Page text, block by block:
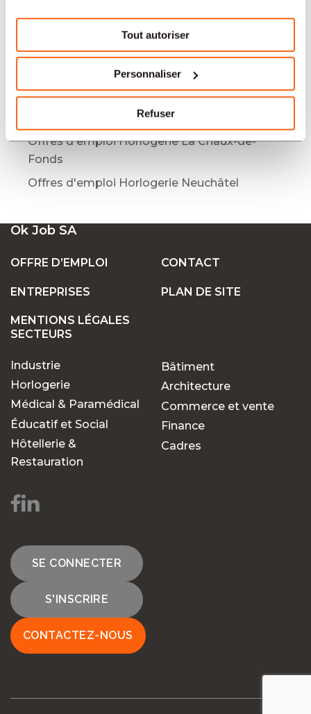
Tout autoriser
Personnaliser
Refuser
offres dans d'autres régions :
Offres d'emploi Horlogerie Bâle
Offres d'emploi Horlogerie Mendrisio
Offres d'emploi Horlogerie Bienne
Offres d'emploi Horlogerie Genève
Offres d'emploi Horlogerie La Chaux-de-
Fonds
Offres d'emploi Horlogerie Neuchâtel
Ok Job SA
OFFRE D’EMPLOI
ENTREPRISES
MENTIONS LÉGALES
CONTACT
PLAN DE SITE
SECTEURS
Industrie
Horlogerie
Médical & Paramédical
Éducatif et Social
Hôtellerie &
Restauration
Bâtiment
Architecture
Commerce et vente
Finance
Cadres
SE CONNECTER
S'INSCRIRE
CONTACTEZ-NOUS